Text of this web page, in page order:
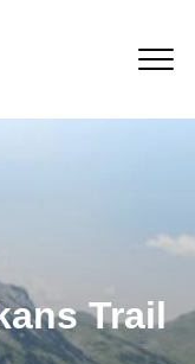
Trail